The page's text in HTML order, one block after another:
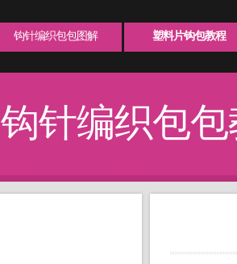
钩针编织包包图解 塑料片钩包教程
钩针编织包